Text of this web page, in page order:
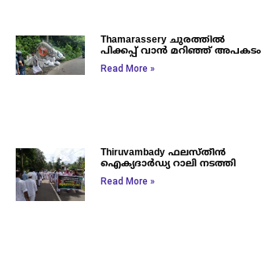
Thamarassery ചുരത്തിൽ
പിക്കപ്പ് വാൻ മറിഞ്ഞ് അപകടം
Read More »
Thiruvambady ഫലസ്തീൻ
ഐക്യദാർഡ്യ റാലി നടത്തി
Read More »